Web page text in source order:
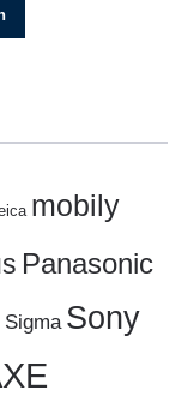
mobily
Panasonic
Sigma Sony